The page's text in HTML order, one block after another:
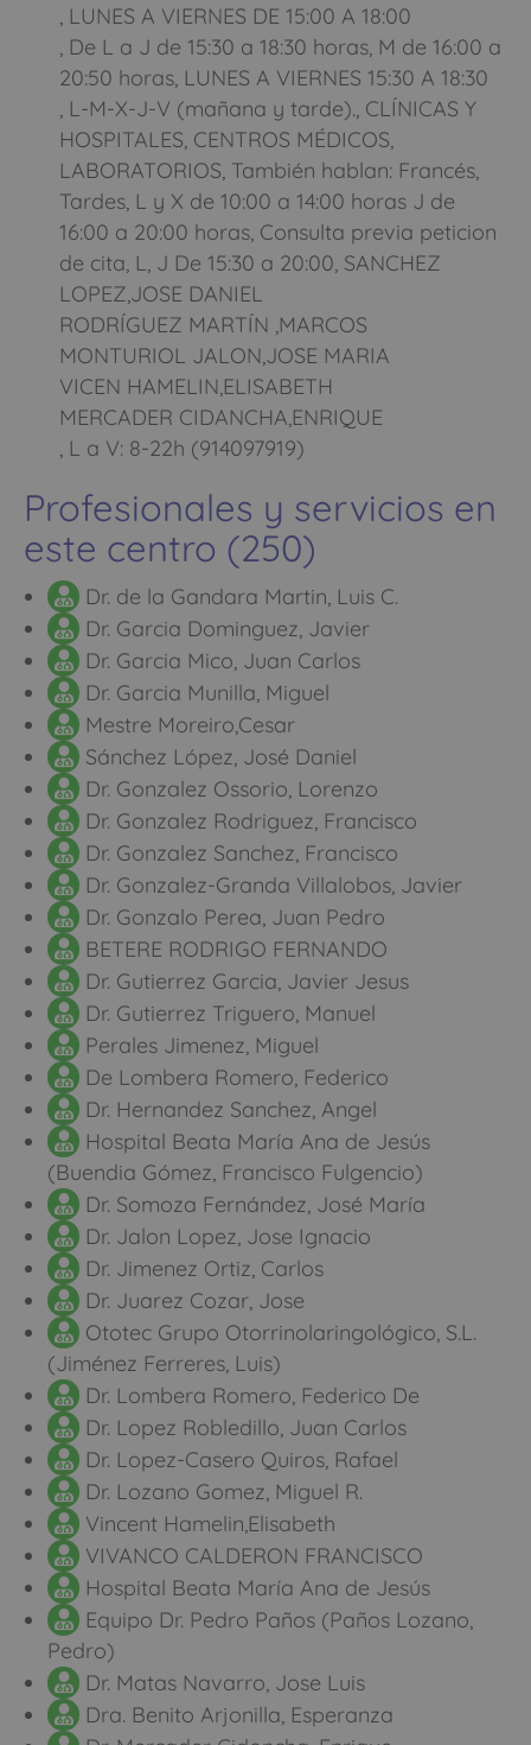
, LUNES A VIERNES DE 15:00 A 18:00
, De L a J de 15:30 a 18:30 horas, M de 16:00 a
20:50 horas, LUNES A VIERNES 15:30 A 18:30
, L-M-X-J-V (mañana y tarde)., CLÍNICAS Y
HOSPITALES, CENTROS MÉDICOS,
LABORATORIOS, También hablan: Francés,
Tardes, L y X de 10:00 a 14:00 horas J de
16:00 a 20:00 horas, Consulta previa peticion
de cita, L, J De 15:30 a 20:00, SANCHEZ
LOPEZ,JOSE DANIEL
RODRÍGUEZ MARTÍN ,MARCOS
MONTURIOL JALON,JOSE MARIA
VICEN HAMELIN,ELISABETH
MERCADER CIDANCHA,ENRIQUE
, L a V: 8-22h (914097919)
Profesionales y servicios en
este centro (250)
Dr. de la Gandara Martin, Luis C.
Dr. Garcia Dominguez, Javier
Dr. Garcia Mico, Juan Carlos
Dr. Garcia Munilla, Miguel
Mestre Moreiro,Cesar
Sánchez López, José Daniel
Dr. Gonzalez Ossorio, Lorenzo
Dr. Gonzalez Rodriguez, Francisco
Dr. Gonzalez Sanchez, Francisco
Dr. Gonzalez-Granda Villalobos, Javier
Dr. Gonzalo Perea, Juan Pedro
BETERE RODRIGO FERNANDO
Dr. Gutierrez Garcia, Javier Jesus
Dr. Gutierrez Triguero, Manuel
Perales Jimenez, Miguel
De Lombera Romero, Federico
Dr. Hernandez Sanchez, Angel
Hospital Beata María Ana de Jesús
(Buendia Gómez, Francisco Fulgencio)
Dr. Somoza Fernández, José María
Dr. Jalon Lopez, Jose Ignacio
Dr. Jimenez Ortiz, Carlos
Dr. Juarez Cozar, Jose
Ototec Grupo Otorrinolaringológico, S.L.
(Jiménez Ferreres, Luis)
Dr. Lombera Romero, Federico De
Dr. Lopez Robledillo, Juan Carlos
Dr. Lopez-Casero Quiros, Rafael
Dr. Lozano Gomez, Miguel R.
Vincent Hamelin,Elisabeth
VIVANCO CALDERON FRANCISCO
Hospital Beata María Ana de Jesús
Equipo Dr. Pedro Paños (Paños Lozano,
Pedro)
Dr. Matas Navarro, Jose Luis
Dra. Benito Arjonilla, Esperanza